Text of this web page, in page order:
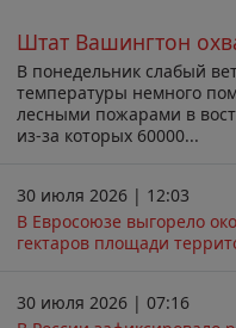
Штат Вашингтон
В понедельник слабый
температуры немного
лесными пожарами в
из-за которых 60000...
30 июля 2026 | 12:03
В Евросоюзе выгорело
гектаров площади
30 июля 2026 | 07:16